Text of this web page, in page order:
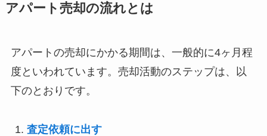
アパート売却の流れとは
アパートの売却にかかる期間は、一般的に4ヶ月程
度といわれています。売却活動のステップは、以
下のとおりです。
査定依頼に出す